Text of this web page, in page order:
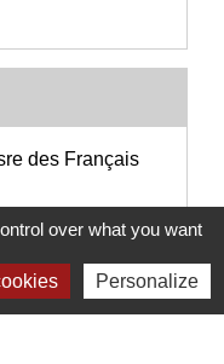
des Français
unique
économiques
over what you want
Personalize